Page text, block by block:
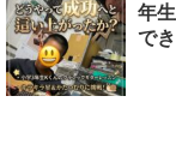
年
で